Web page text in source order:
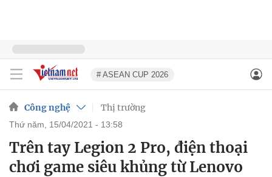
# ASEAN CUP 2026
Công nghệ Thị trường
thứ năm, 15/04/2021 - 13:58
Trên tay Legion 2 Pro, điện thoại
chơi game siêu khủng từ Lenovo